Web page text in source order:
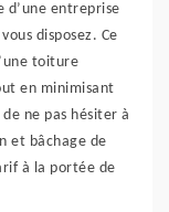
d’une entreprise
disposez. Ce
toiture
en minimisant
ne pas hésiter à
et bâchage de
à la portée de